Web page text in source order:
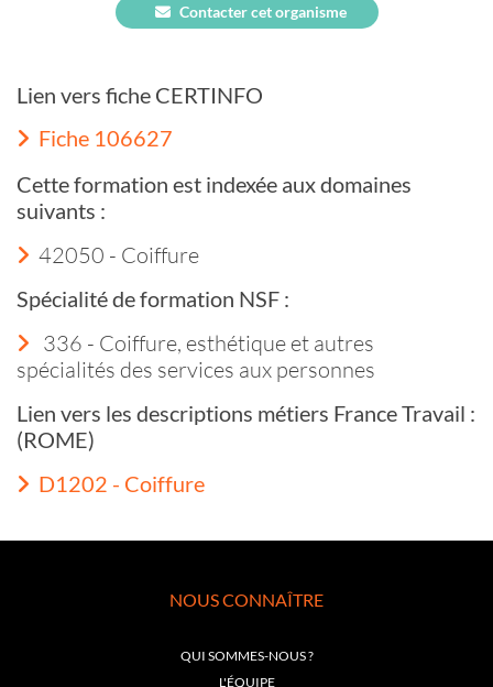
Contacter cet organisme
Lien vers fiche CERTINFO
Fiche 106627
Cette formation est indexée aux domaines
suivants :
42050 - Coiffure
Spécialité de formation NSF :
336 - Coiffure, esthétique et autres
spécialités des services aux personnes
Lien vers les descriptions métiers France Travail :
(ROME)
D1202 - Coiffure
NOUS CONNAÎTRE
QUI SOMMES-NOUS ?
L'ÉQUIPE